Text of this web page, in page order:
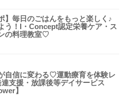
】毎日のごはんをもっと楽しく♪
う！I・Concept認定栄養ケア・ス
の料理教室♡
自信に変わる♡運動療育を体験レ
支援・放課後等デイサービス
】